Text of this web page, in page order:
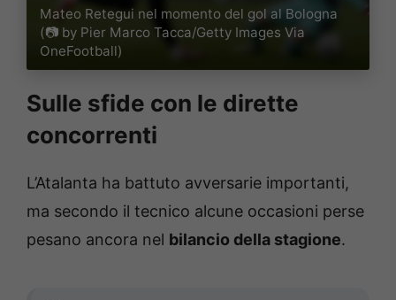
Mateo Retegui nel momento del gol al Bologna
(📷 by Pier Marco Tacca/Getty Images Via
OneFootball)
Sulle sfide con le dirette
concorrenti
L’Atalanta ha battuto avversarie importanti,
ma secondo il tecnico alcune occasioni perse
pesano ancora nel bilancio della stagione.